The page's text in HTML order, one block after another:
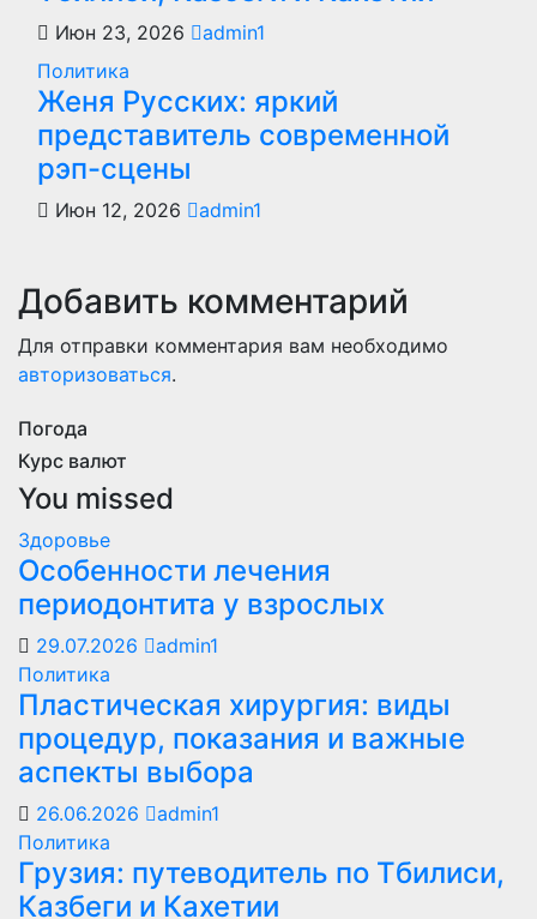
Июн 23, 2026
admin1
Политика
Женя Русских: яркий
представитель современной
рэп-сцены
Июн 12, 2026 admin1
Добавить комментарий
Для отправки комментария вам необходимо
авторизоваться.
Погода
Курс валют
You missed
Здоровье
Особенности лечения
периодонтита у взрослых
29.07.2026
admin1
Политика
Пластическая хирургия: виды
процедур, показания и важные
аспекты выбора
26.06.2026
admin1
Политика
Грузия: путеводитель по Тбилиси,
Казбеги и Кахетии